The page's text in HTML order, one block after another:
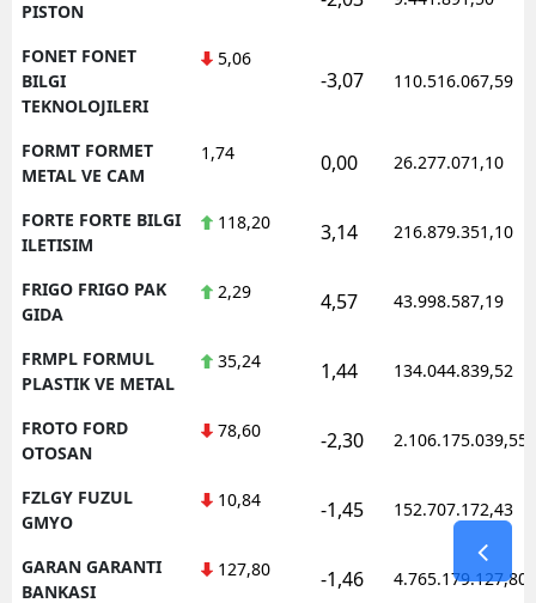
PISTON
FONET FONET
BILGI
TEKNOLOJILERI
5,06
-3,07 110.516.067,59
FORMT FORMET
METAL VE CAM
1,74 0,00 26.277.071,10
FORTE FORTE BILGI
ILETISIM
118,20 3,14 216.879.351,10
FRIGO FRIGO PAK
GIDA
2,29 4,57 43.998.587,19
FRMPL FORMUL
PLASTIK VE METAL
35,24 1,44 134.044.839,52
FROTO FORD
OTOSAN
78,60 -2,30 2.106.175.039,55
FZLGY FUZUL
GMYO
10,84 -1,45 152.707.172,43
GARAN GARANTI
BANKASI
127,80 -1,46 4.765.179.127,80